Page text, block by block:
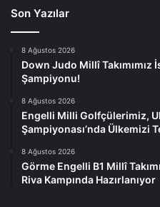
Son Yazılar
8 Ağustos 2026
Down Judo Millî Takımımız
Şampiyonu!
8 Ağustos 2026
Engelli Milli Golfçülerimiz,
Şampiyonası’nda Ülkemizi
8 Ağustos 2026
Görme Engelli B1 Millî
Riva Kampında Hazırlanıyor